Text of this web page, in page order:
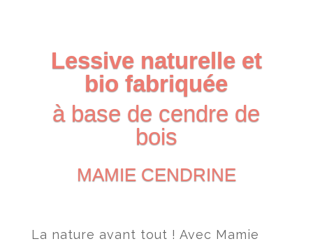
Lessive naturelle et
bio fabriquée
à base de cendre de
bois
MAMIE CENDRINE
La nature avant tout ! Avec Mamie